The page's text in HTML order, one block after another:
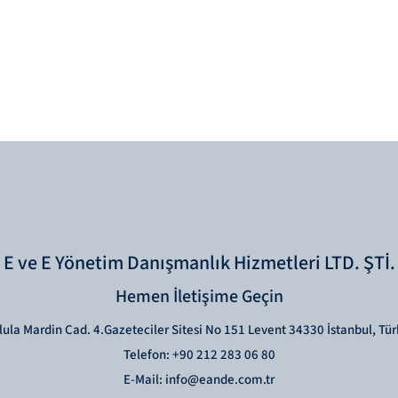
E ve E Yönetim Danışmanlık Hizmetleri LTD. ŞTİ.
Hemen İletişime Geçin
Mardin Cad. 4.Gazeteciler Sitesi No 151 Levent 34330 İstanbul,
Telefon: +90 212 283 06 80
E-Mail: info@eande.com.tr